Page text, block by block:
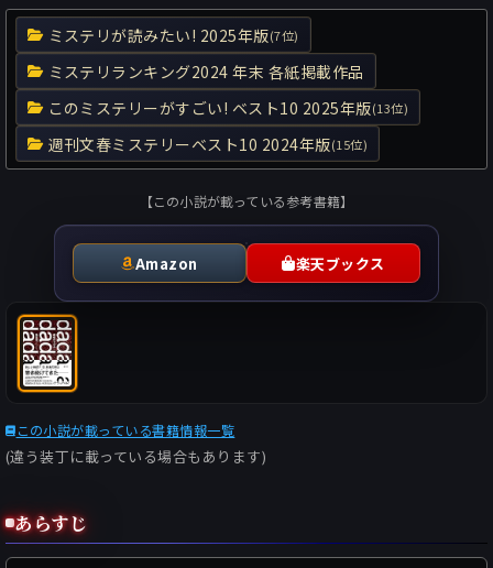
ミステリが読みたい! 2025年版(7位)
ミステリランキング2024 年末 各紙掲載作品
このミステリーがすごい! ベスト10 2025年版(13位)
週刊文春ミステリーベスト10 2024年版(15位)
【この小説が載っている参考書籍】
Amazon 楽天ブックス
この小説が載っている書籍情報一覧
(違う装丁に載っている場合もあります)
あらすじ